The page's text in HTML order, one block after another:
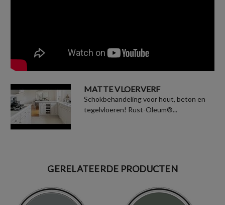
MATTE VLOERVERF
Schokbehandeling voor hout, beton en
tegelvloeren! Rust-Oleum®...
GERELATEERDE PRODUCTEN